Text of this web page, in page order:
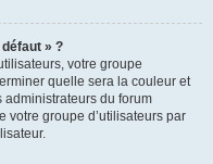
défaut » ?
votre groupe
quelle sera la couleur et
administrateurs du forum
votre groupe d’utilisateurs par